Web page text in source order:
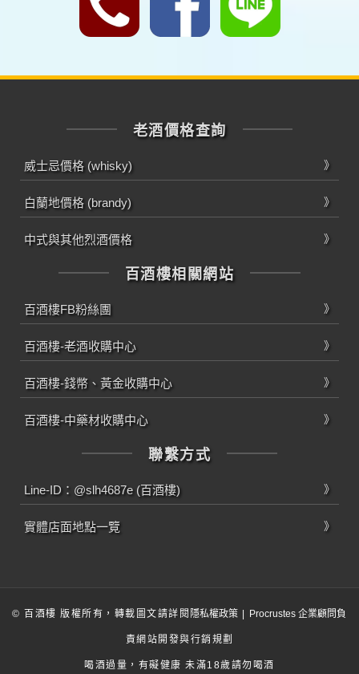
老酒價格查詢
威士忌價格 (whisky)
白蘭地價格 (brandy)
中式與其他烈酒價格
百酒樓相關網站
百酒樓FB粉絲團
百酒樓-老酒收購中心
百酒樓-錢幣、黃金收購中心
百酒樓-中藥材收購中心
聯繫方式
Line-ID：@slh4687e (百酒樓)
實體店面地點一覽
© 百酒樓 版權所有，轉載圖文請詳閱 隱私權政策 Procrustes 企業顧問負
責網站開發與行銷規劃
喝酒過量，有礙健康 未滿18歲請勿喝酒